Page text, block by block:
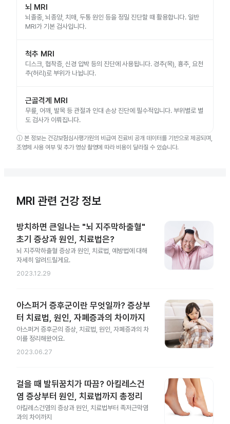
뇌 MRI
뇌졸중, 뇌종양, 치매, 두통 원인 등을 정밀 진단할 때 활용합니다. 일반
MRI가 기본 검사입니다.
척추 MRI
디스크, 협착증, 신경 압박 등의 진단에 사용됩니다. 경추(목), 흉추, 요천
추(허리)로 부위가 나뉩니다.
근골격계 MRI
무릎, 어깨, 발목 등 관절과 인대 손상 진단에 필수적입니다. 부위별로 별
도 검사가 이뤄집니다.
ⓘ 본 정보는 건강보험심사평가원의 비급여 진료비 공개 데이터를 기반으로 제공되며,
조영제 사용 여부 및 추가 영상 촬영에 따라 비용이 달라질 수 있습니다.
MRI 관련 건강 정보
방치하면 큰일나는 "뇌 지주막하출혈"
초기 증상과 원인, 치료법은?
뇌 지주막하출혈 증상과 원인, 치료법, 예방법에 대해
자세히 알려드릴게요.
2023.12.29
아스퍼거 증후군이란 무엇일까? 증상부
터 치료법, 원인, 자폐증과의 차이까지
아스퍼거 증후군의 증상, 치료법, 원인, 자폐증과의 차
이를 정리해왔어요.
2023.06.27
걸을 때 발뒤꿈치가 따끔? 아킬레스건
염 증상부터 원인, 치료법까지 총정리
아킬레스건염의 증상과 원인, 치료법부터 족저근막염
과의 차이까지